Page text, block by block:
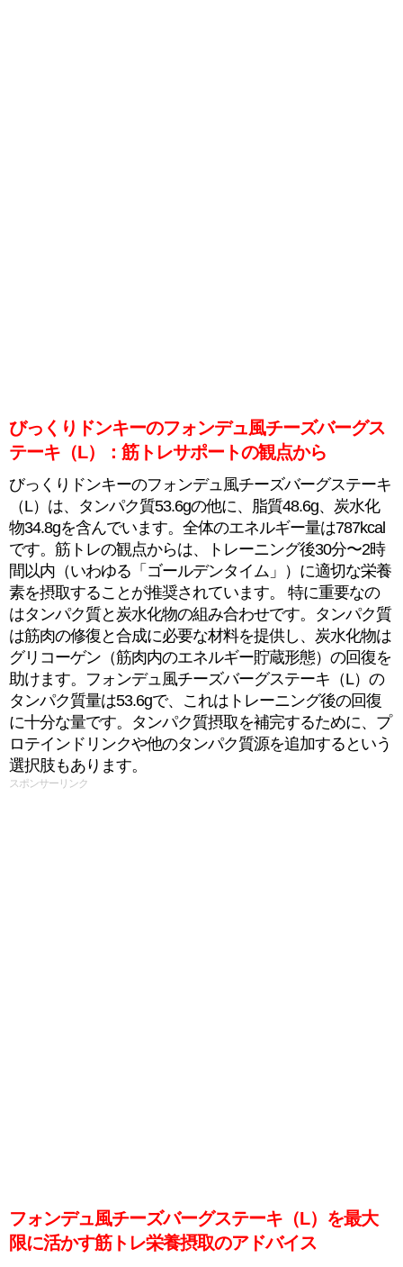
びっくりドンキーのフォンデュ風チーズバーグス
テーキ（L）：筋トレサポートの観点から
びっくりドンキーのフォンデュ風チーズバーグステーキ
（L）は、タンパク質53.6gの他に、脂質48.6g、炭水化
物34.8gを含んでいます。全体のエネルギー量は787kcal
です。筋トレの観点からは、トレーニング後30分〜2時
間以内（いわゆる「ゴールデンタイム」）に適切な栄養
素を摂取することが推奨されています。 特に重要なの
はタンパク質と炭水化物の組み合わせです。タンパク質
は筋肉の修復と合成に必要な材料を提供し、炭水化物は
グリコーゲン（筋肉内のエネルギー貯蔵形態）の回復を
助けます。フォンデュ風チーズバーグステーキ（L）の
タンパク質量は53.6gで、これはトレーニング後の回復
に十分な量です。タンパク質摂取を補完するために、プ
ロテインドリンクや他のタンパク質源を追加するという
選択肢もあります。
スポンサーリンク
フォンデュ風チーズバーグステーキ（L）を最大
限に活かす筋トレ栄養摂取のアドバイス